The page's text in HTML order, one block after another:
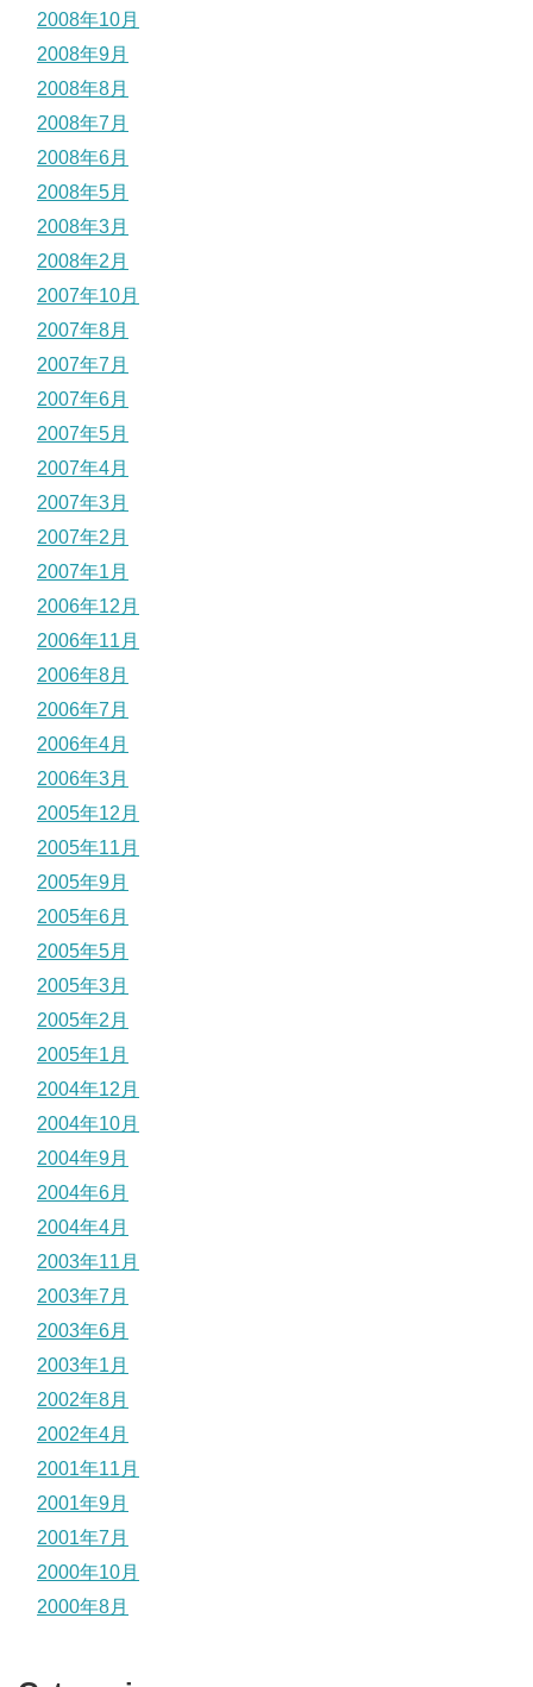
2008年10月
2008年9月
2008年8月
2008年7月
2008年6月
2008年5月
2008年3月
2008年2月
2007年10月
2007年8月
2007年7月
2007年6月
2007年5月
2007年4月
2007年3月
2007年2月
2007年1月
2006年12月
2006年11月
2006年8月
2006年7月
2006年4月
2006年3月
2005年12月
2005年11月
2005年9月
2005年6月
2005年5月
2005年3月
2005年2月
2005年1月
2004年12月
2004年10月
2004年9月
2004年6月
2004年4月
2003年11月
2003年7月
2003年6月
2003年1月
2002年8月
2002年4月
2001年11月
2001年9月
2001年7月
2000年10月
2000年8月